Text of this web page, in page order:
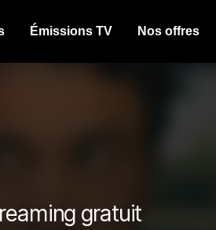
Émissions TV Nos offres
gratuit